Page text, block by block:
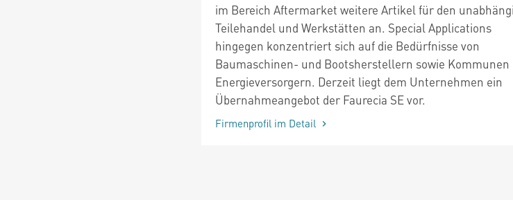
im Bereich Aftermarket weitere Artikel für den
Teilehandel und Werkstätten an. Special Applications
hingegen konzentriert sich auf die Bedürfnisse von
Baumaschinen- und Bootsherstellern sowie Kommunen
Energieversorgern. Derzeit liegt dem Unternehmen ein
Übernahmeangebot der Faurecia SE vor.
Firmenprofil im Detail